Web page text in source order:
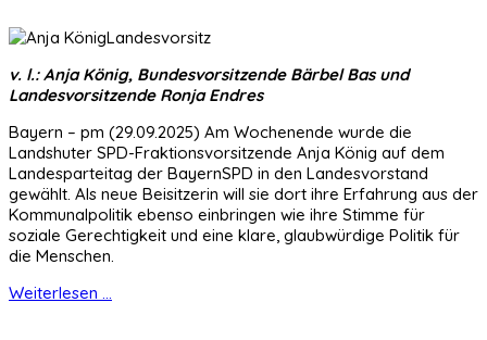
v. l.: Anja König, Bundesvorsitzende Bärbel Bas und
Landesvorsitzende Ronja Endres
Bayern – pm (29.09.2025) Am Wochenende wurde die
Landshuter SPD-Fraktionsvorsitzende Anja König auf dem
Landesparteitag der BayernSPD in den Landesvorstand
gewählt. Als neue Beisitzerin will sie dort ihre Erfahrung aus der
Kommunalpolitik ebenso einbringen wie ihre Stimme für
soziale Gerechtigkeit und eine klare, glaubwürdige Politik für
die Menschen.
Weiterlesen ...